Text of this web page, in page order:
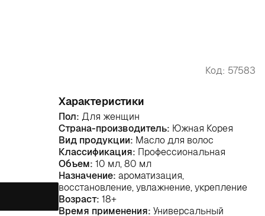
Код: 57583
Характеристики
Пол: Для женщин
Страна-производитель: Южная Корея
Вид продукции: Масло для волос
Классификация: Профессиональная
Объем: 10 мл, 80 мл
Назначение: ароматизация,
восстановление, увлажнение, укрепление
Возраст: 18+
Время применения: Универсальный